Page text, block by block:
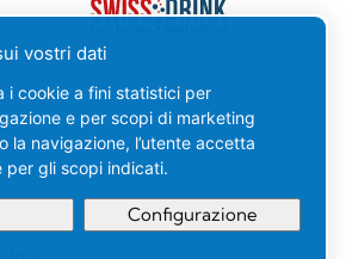
vostri dati
i cookie a fini statistici per
e per scopi di marketing
la navigazione, l’utente accetta
per gli scopi indicati.
Configurazione